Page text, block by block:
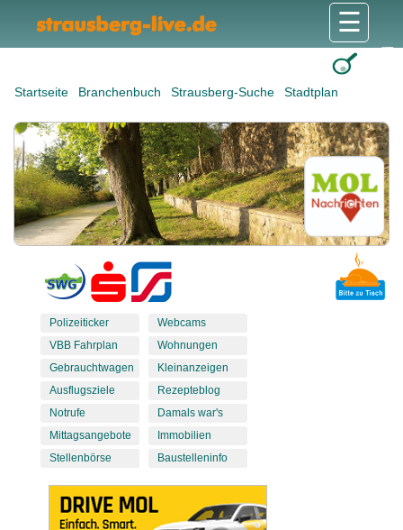
Startseite Branchenbuch Strausberg-Suche Stadtplan
☰
Polizeiticker
VBB Fahrplan
Gebrauchtwagen
Ausflugsziele
Notrufe
Mittagsangebote
Stellenbörse
Webcams
Wohnungen
Kleinanzeigen
Rezepteblog
Damals war's
Immobilien
Baustelleninfo